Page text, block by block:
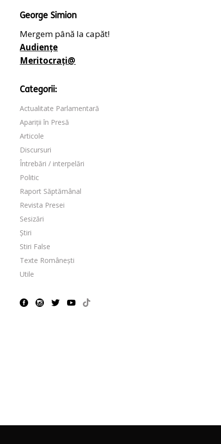
George Simion
Mergem până la capăt!
Audiențe
Meritocrați@
Categorii:
Actualitate Parlamentară
Apariții în Presă
Articole
Discursuri
Întrebări / interpelări
Politic
Raport Săptămânal
Revista Presei
Sesizări
Știri
Stiri False
Texte Românești
Utile